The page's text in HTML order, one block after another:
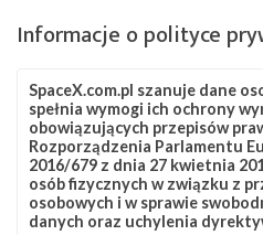
Informacje o polityce
SpaceX.com.pl szanuje dane
spełnia wymogi ich ochrony
obowiązujących przepisów
Rozporządzenia Parlamentu
2016/679 z dnia 27 kwietnia
osób fizycznych w związku z
osobowych i w sprawie
danych oraz uchylenia